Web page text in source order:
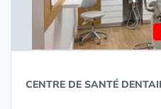
CENTRE DE SANTÉ